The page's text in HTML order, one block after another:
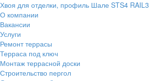
Хвоя для отделки, профиль Шале STS4 RAIL3
О компании
Вакансии
Услуги
Ремонт террасы
Терраса под ключ
Монтаж террасной доски
Строительство пергол